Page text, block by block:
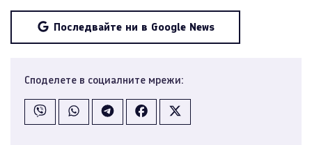
Последвайте ни в Google News
Споделете в социалните мрежи: